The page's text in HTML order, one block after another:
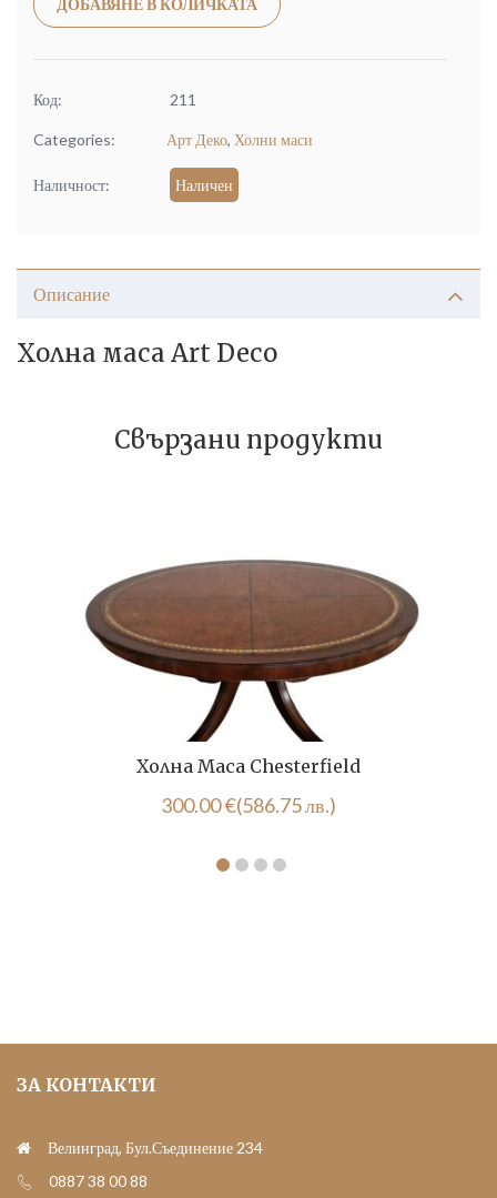
ДОБАВЯНЕ В КОЛИЧКАТА
Код: 211
Categories: Арт Деко, Холни маси
Наличност: Наличен
Описание
Холна маса Art Deco
Свързани продукти
Холна Маса Chesterfield
300.00€(586.75 лв.)
ЗА КОНТАКТИ
Велинград, Бул.Съединение 234
0887 38 00 88